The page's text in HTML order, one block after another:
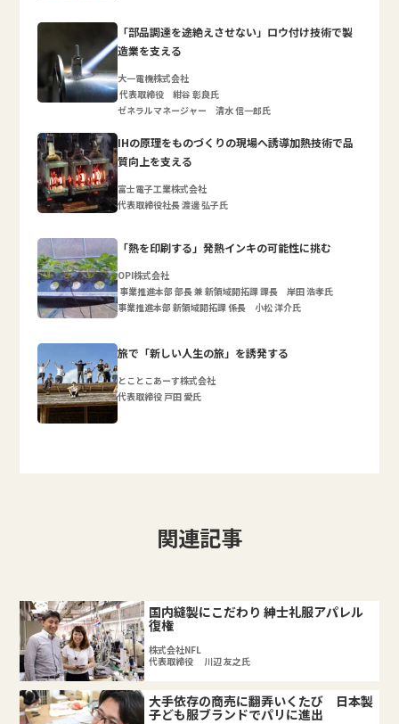
「部品調達を途絶えさせない」ロウ付け技術で製
造業を支える
大一電機株式会社
代表取締役 紺谷 彰良氏
ゼネラルマネージャー 清水 信一郎氏
IHの原理をものづくりの現場へ誘導加熱技術で品
質向上を支える
富士電子工業株式会社
代表取締役社長 渡邊 弘子氏
「熱を印刷する」発熱インキの可能性に挑む
OPI株式会社
事業推進本部 部長 兼 新領域開拓課 課長 岸田 浩孝氏
事業推進本部 新領域開拓課 係長 小松 洋介氏
旅で「新しい人生の旅」を誘発する
とことこあーす株式会社
代表取締役 戸田 愛氏
関連記事
国内縫製にこだわり 紳士礼服アパレル
復権
株式会社NFL
代表取締役 川辺 友之氏
大手依存の商売に翻弄いくたび 日本製
子ども服ブランドでパリに進出